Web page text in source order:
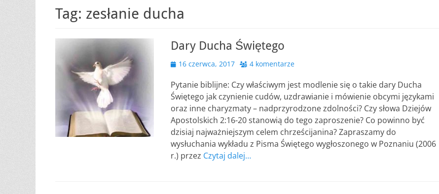
Tag: zesłanie ducha
Dary Ducha Świętego
Opublikowano
16 czerwca, 2017 4 komentarze
Pytanie biblijne: Czy właściwym jest modlenie się o takie dary Ducha
Świętego jak czynienie cudów, uzdrawianie i mówienie obcymi językami
oraz inne charyzmaty – nadprzyrodzone zdolności? Czy słowa Dziejów
Apostolskich 2:16-20 stanowią do tego zaproszenie? Co powinno być
dzisiaj najważniejszym celem chrześcijanina? Zapraszamy do
wysłuchania wykładu z Pisma Świętego wygłoszonego w Poznaniu (2006
r.) przez Czytaj dalej…